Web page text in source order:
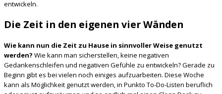
entwickeln.
Die Zeit in den eigenen vier Wänden
Wie kann nun die Zeit zu Hause in sinnvoller Weise genutzt
werden? Wie kann man sicherstellen, keine negativen
Gedankenschleifen und negativen Gefühle zu entwickeln? Gerade zu
Beginn gibt es bei vielen noch einiges aufzuarbeiten. Diese Woche
kann als Möglichkeit genutzt werden, in Punkto To-Do-Listen beruflich